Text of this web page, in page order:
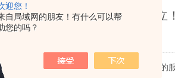
迎您！
自局域网的朋友！有什么可以帮
您的吗？
科技有限公司成都办事处成立！
：2023-04-18 点击次数：5098
射范围，为西南地区客户及时提供优质的